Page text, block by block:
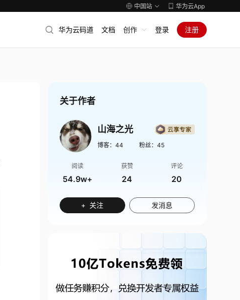
中国站 华为云App
华为云码道 文档 创作 登录 注册
关于作者
山海之光
博客： 44 粉丝： 45
阅读
54.9w+
获赞
24
评论
20
+ 关注 发消息